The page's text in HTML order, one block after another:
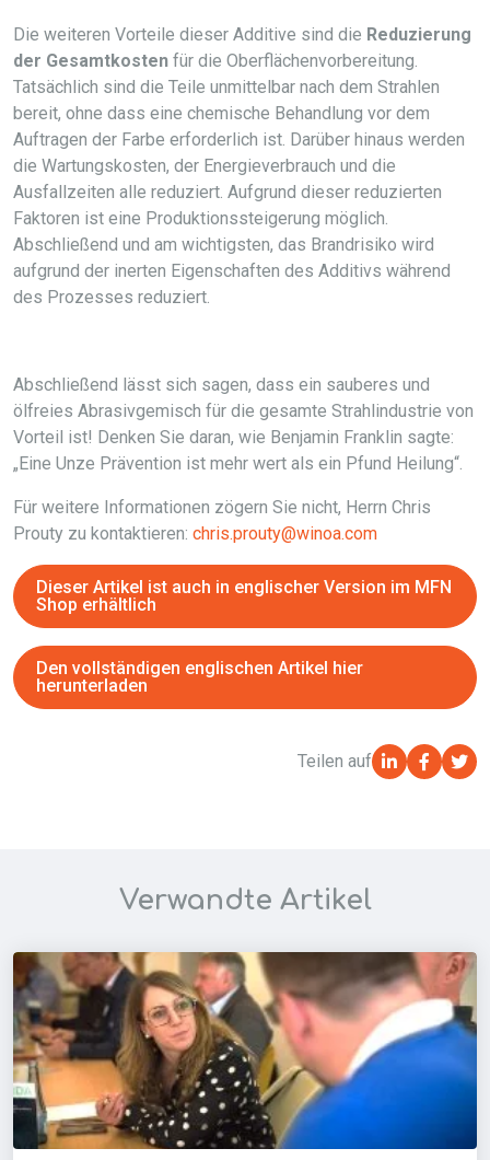
Die weiteren Vorteile dieser Additive sind die Reduzierung
der Gesamtkosten für die Oberflächenvorbereitung.
Tatsächlich sind die Teile unmittelbar nach dem Strahlen
bereit, ohne dass eine chemische Behandlung vor dem
Auftragen der Farbe erforderlich ist. Darüber hinaus werden
die Wartungskosten, der Energieverbrauch und die
Ausfallzeiten alle reduziert. Aufgrund dieser reduzierten
Faktoren ist eine Produktionssteigerung möglich.
Abschließend und am wichtigsten, das Brandrisiko wird
aufgrund der inerten Eigenschaften des Additivs während
des Prozesses reduziert.
Abschließend lässt sich sagen, dass ein sauberes und
ölfreies Abrasivgemisch für die gesamte Strahlindustrie von
Vorteil ist! Denken Sie daran, wie Benjamin Franklin sagte:
„Eine Unze Prävention ist mehr wert als ein Pfund Heilung“.
Für weitere Informationen zögern Sie nicht, Herrn Chris
Prouty zu kontaktieren: chris.prouty@winoa.com
Dieser Artikel ist auch in englischer Version im MFN
Shop erhältlich
Den vollständigen englischen Artikel hier
herunterladen
Teilen auf
Verwandte Artikel